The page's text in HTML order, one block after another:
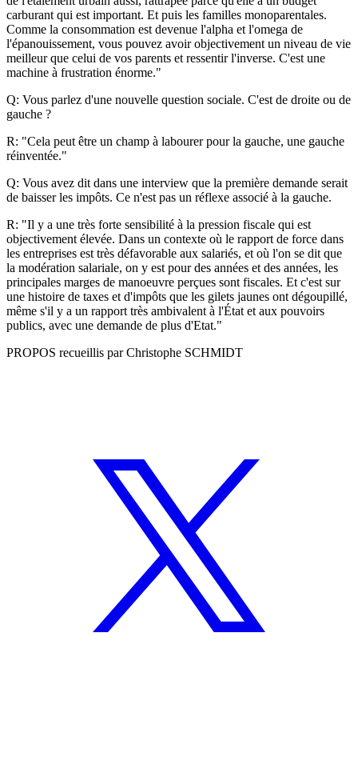
carburant qui est important. Et puis les familles monoparentales.
Comme la consommation est devenue l'alpha et l'omega de
l'épanouissement, vous pouvez avoir objectivement un niveau de vie
meilleur que celui de vos parents et ressentir l'inverse. C'est une
machine à frustration énorme."
Q: Vous parlez d'une nouvelle question sociale. C'est de droite ou de
gauche ?
R: "Cela peut être un champ à labourer pour la gauche, une gauche
réinventée."
Q: Vous avez dit dans une interview que la première demande serait
de baisser les impôts. Ce n'est pas un réflexe associé à la gauche.
R: "Il y a une très forte sensibilité à la pression fiscale qui est
objectivement élevée. Dans un contexte où le rapport de force dans
les entreprises est très défavorable aux salariés, et où l'on se dit que
la modération salariale, on y est pour des années et des années, les
principales marges de manoeuvre perçues sont fiscales. Et c'est sur
une histoire de taxes et d'impôts que les gilets jaunes ont dégoupillé,
même s'il y a un rapport très ambivalent à l'État et aux pouvoirs
publics, avec une demande de plus d'Etat."
PROPOS recueillis par Christophe SCHMIDT